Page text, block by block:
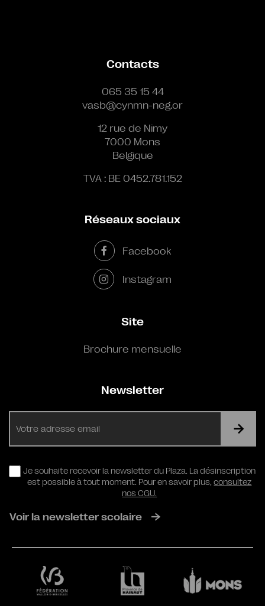
Contacts
065 35 15 44
vasb@cynmn-neg.or
12 rue de Nimy
7000 Mons
Belgique
TVA : BE 0452.781.152
Réseaux sociaux
Facebook
Instagram
Site
Brochure mensuelle
Newsletter
RGPD
Je souhaite recevoir la newsletter du Plaza. La désinscription
est possible à tout moment. Pour en savoir plus,consultez
nos CGU.
Voir la newsletter scolaire